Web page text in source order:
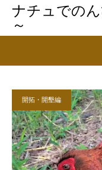
ナチュでの
～
開拓・開墾編